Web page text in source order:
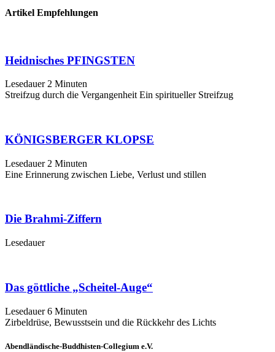
Artikel Empfehlungen
Heidnisches PFINGSTEN
Lesedauer 2 Minuten
Streifzug durch die Vergangenheit Ein spiritueller Streifzug
KÖNIGSBERGER KLOPSE
Lesedauer 2 Minuten
Eine Erinnerung zwischen Liebe, Verlust und stillen
Die Brahmi-Ziffern
Lesedauer
Das göttliche „Scheitel-Auge“
Lesedauer 6 Minuten
Zirbeldrüse, Bewusstsein und die Rückkehr des Lichts
Abendländische-Buddhisten-Collegium e.V.